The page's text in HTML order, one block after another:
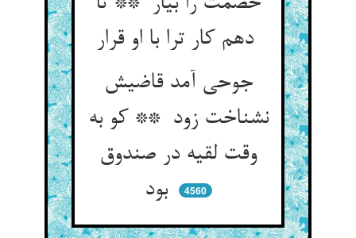
دهم کار ترا با او قرار
جوحی آمد قاضیش
نشناخت زود ** کو به
وقت لقیه در صندوق
بود
4560